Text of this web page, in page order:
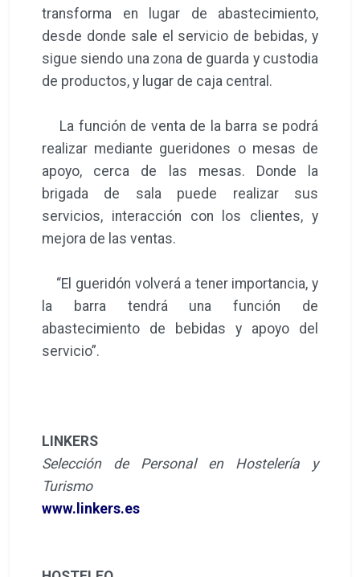
transforma en lugar de abastecimiento,
desde donde sale el servicio de bebidas, y
sigue siendo una zona de guarda y custodia
de productos, y lugar de caja central.
La función de venta de la barra se podrá
realizar mediante gueridones o mesas de
apoyo, cerca de las mesas. Donde la
brigada de sala puede realizar sus
servicios, interacción con los clientes, y
mejora de las ventas.
“El gueridón volverá a tener importancia, y
la barra tendrá una función de
abastecimiento de bebidas y apoyo del
servicio”.
LINKERS
Selección de Personal en Hostelería y
Turismo
www.linkers.es